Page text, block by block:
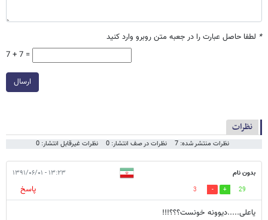
* لطفا حاصل عبارت را در جعبه متن روبرو وارد کنید
7 + 7 =
ارسال
نظرات
نظرات منتشر شده: 7 نظرات در صف انتشار: 0 نظرات غیرقابل انتشار: 0
بدون نام ۱۳:۲۳ - ۱۳۹۱/۰۶/۰۱
29
3
پاسخ
یاعلی.....دیوونه خونست؟؟؟!!!